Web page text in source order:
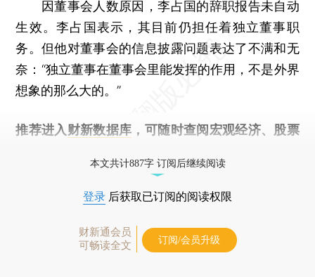
因董事会人数原因，李占国的辞职报告未自动
生效。李占国表示，其目前仍担任着独立董事职
务。但他对董事会的信息披露问题表达了不满和无
奈：“独立董事在董事会里能发挥的作用，不是外界
想象的那么大的。”
推荐进入 财新数据库 ，可随时查阅宏观经济、股票
本文共计887字 订阅后继续阅读
登录 后获取已订阅的阅读权限
财新通会员
可畅读全文
订阅/会员升级